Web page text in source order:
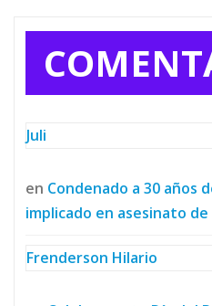
Juli
en Condenado a 30 años
implicado en asesinato de
Frenderson Hilario